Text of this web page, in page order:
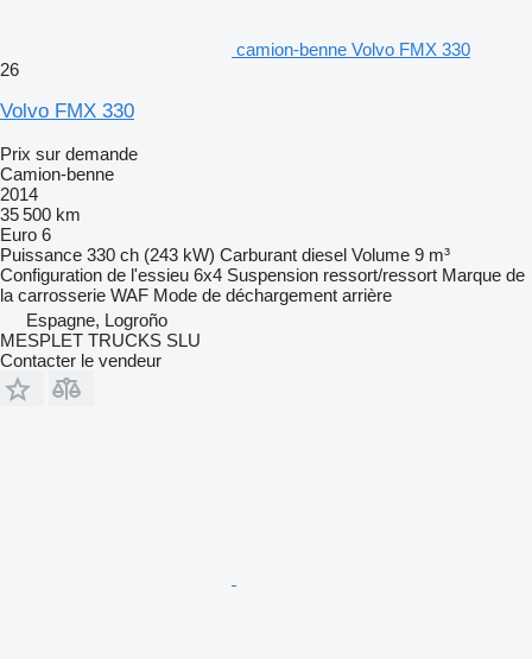
camion-benne Volvo FMX 330
26
Volvo FMX 330
Prix sur demande
Camion-benne
2014
35 500 km
Euro 6
Puissance 330 ch (243 kW) Carburant diesel Volume 9 m³
Configuration de l'essieu 6x4 Suspension ressort/ressort Marque de
la carrosserie WAF Mode de déchargement arrière
Espagne, Logroño
MESPLET TRUCKS SLU
Contacter le vendeur